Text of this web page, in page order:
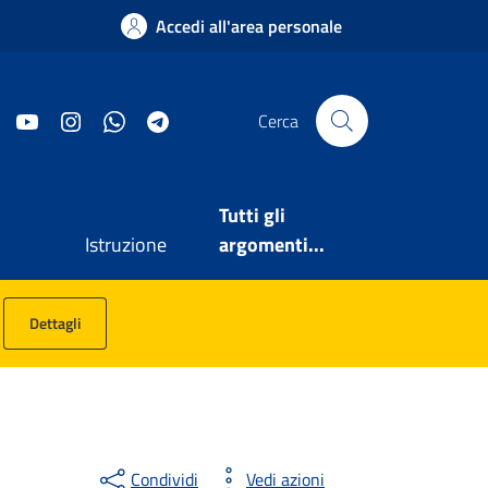
Accedi all'area personale
YouTube InstagramWhatsApp Cerca
Istruzione
Tutti gli
argomenti...
Dettagli
Condividi Vedi azioni